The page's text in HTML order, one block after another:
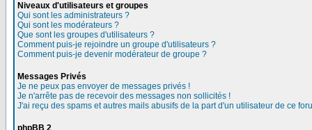
Niveaux d'utilisateurs et groupes
Qui sont les administrateurs ?
Qui sont les modérateurs ?
Que sont les groupes d'utilisateurs ?
Comment puis-je rejoindre un groupe d'utilisateurs ?
Comment puis-je devenir modérateur de groupe ?
Messages Privés
Je ne peux pas envoyer de messages privés !
Je n'arrête pas de recevoir des messages non sollicités !
J'ai reçu des spams et autres mails abusifs de la part d'un utilisateur de ce
phpBB 2